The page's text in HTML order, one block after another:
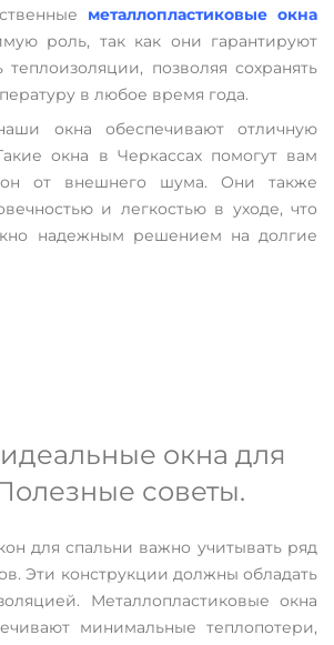
металлопластиковые окна
роль, так как они гарантируют
позволяя сохранять
в любое время года.
окна обеспечивают отличную
окна в Черкассах помогут вам
от внешнего шума. Они также
и легкостью в уходе, что
надежным решением на долгие
окна для
советы.
для спальни важно учитывать ряд
Эти конструкции должны обладать
Металлопластиковые окна
минимальные теплопотери,